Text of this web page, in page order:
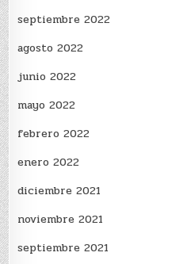
septiembre 2022
agosto 2022
junio 2022
mayo 2022
febrero 2022
enero 2022
diciembre 2021
noviembre 2021
septiembre 2021